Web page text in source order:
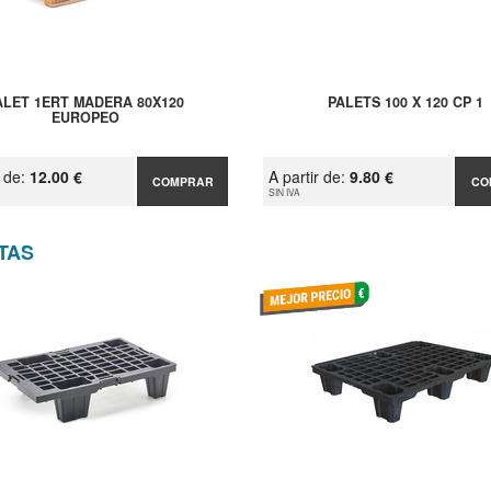
1ERT MADERA 80X120
EUROPEO
12.00 € COMPRAR
PALETS 100 X 120 CP 1
A partir de: 9.80 €
SIN IVA